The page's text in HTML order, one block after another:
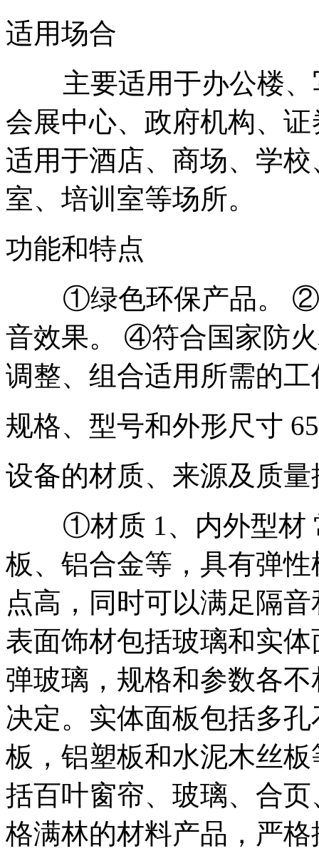
适用场合
主要适用于办公楼、
会展中心、政府机构、
适用于酒店、商场、学
室、培训室等场所。
功能和特点
①绿色环保产品。 ②
音效果。 ④符合国家防
调整、组合适用所需的工
规格、型号和外形尺寸
设备的材质、来源及质量
①材质 1、内外型材
板、铝合金等，具有弹
点高，同时可以满足隔
表面饰材包括玻璃和实
弹玻璃，规格和参数各
决定。实体面板包括多
板，铝塑板和水泥木丝
括百叶窗帘、玻璃、合
格满林的材料产品，严格